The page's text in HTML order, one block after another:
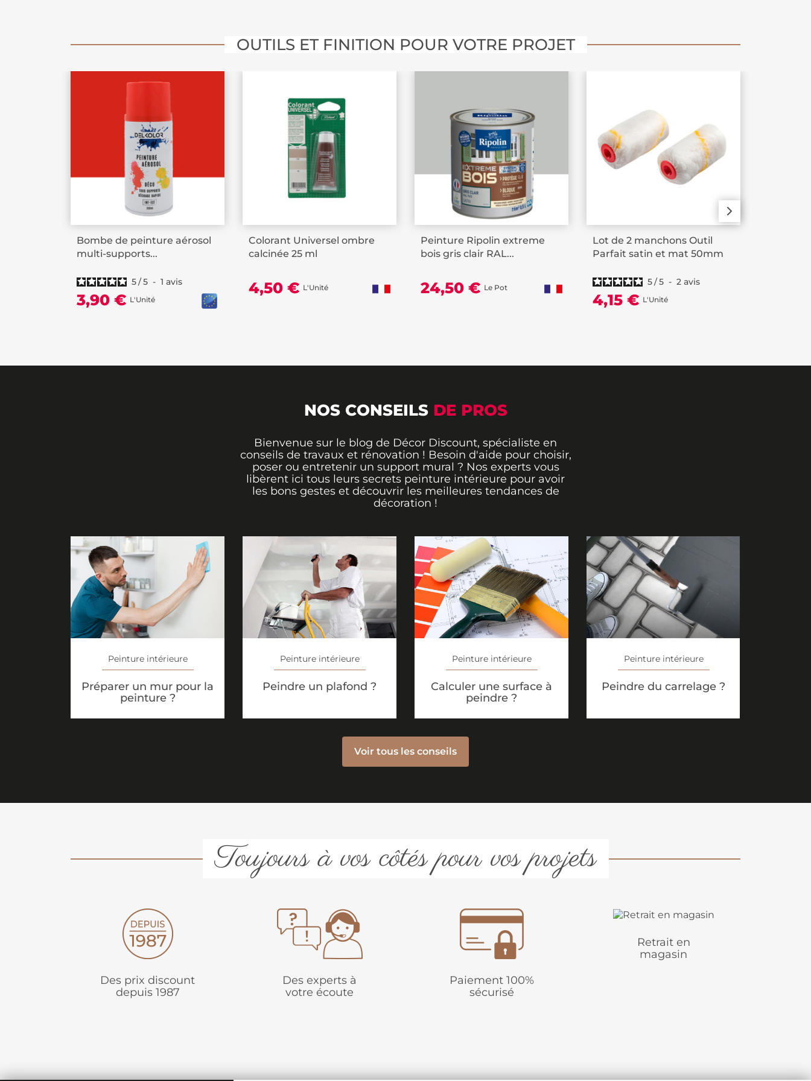
OUTILS ET FINITION POUR VOTRE PROJET
Bombe de peinture aérosol
multi-supports...
5/5 - 1 avis
3,90 € L'Unité
Colorant Universel ombre
calcinée 25 ml
4,50 € L'Unité
Peinture Ripolin extreme
bois gris clair RAL...
24,50 € Le Pot
Lot de 2 manchons Outil
Parfait satin et mat 50mm
5/5 - 2 avis
4,15 € L'Unité
NOS CONSEILS DE PROS
Bienvenue sur le blog de Décor Discount, spécialiste en
conseils de travaux et rénovation ! Besoin d'aide pour choisir,
poser ou entretenir un support mural ? Nos experts vous
libèrent ici tous leurs secrets peinture intérieure pour avoir
les bons gestes et découvrir les meilleures tendances de
décoration !
Peinture intérieure
Préparer un mur pour la
peinture ?
Peinture intérieure
Peindre un plafond ?
Peinture intérieure
Calculer une surface à
peindre ?
Peinture intérieure
Peindre du carrelage ?
Voir tous les conseils
Toujours à vos côtés pour vos projets
Des prix discount
depuis 1987
Des experts à
votre écoute
Paiement 100%
sécurisé
Retrait en
magasin